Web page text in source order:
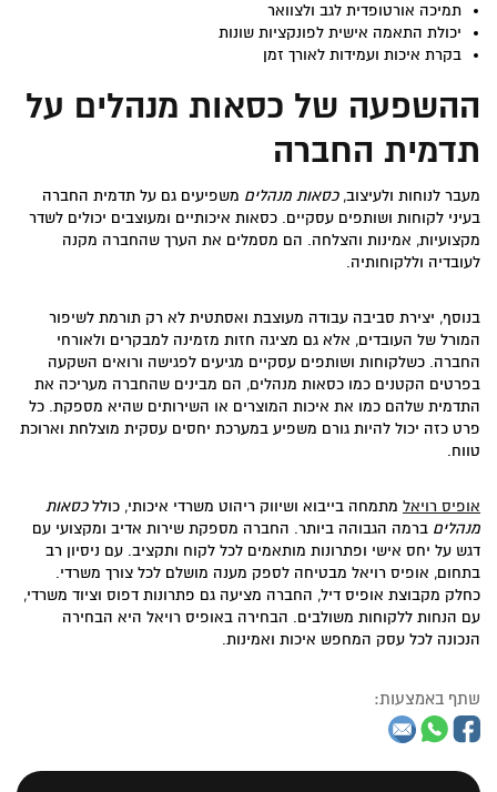
תמיכה אורטופדית לגב ולצוואר
יכולת התאמה אישית לפונקציות שונות
בקרת איכות ועמידות לאורך זמן
ההשפעה של כסאות מנהלים על
תדמית החברה
מעבר לנוחות ולעיצוב,כסאות מנהלים משפיעים גם על תדמית החברה
בעיני לקוחות ושותפים עסקיים. כסאות איכותיים ומעוצבים יכולים לשדר
מקצועיות, אמינות והצלחה. הם מסמלים את הערך שהחברה מקנה
לעובדיה וללקוחותיה.
בנוסף, יצירת סביבה עבודה מעוצבת ואסתטית לא רק תורמת לשיפור
המורל של העובדים, אלא גם מציגה חזות מזמינה למבקרים ולאורחי
החברה. כשלקוחות ושותפים עסקיים מגיעים לפגישה ורואים השקעה
בפרטים הקטנים כמו כסאות מנהלים, הם מבינים שהחברה מעריכה את
התדמית שלהם כמו את איכות המוצרים או השירותים שהיא מספקת. כל
פרט כזה יכול להיות גורם משפיע במערכת יחסים עסקית מוצלחת וארוכת
טווח.
אופיס רויאל מתמחה בייבוא ושיווק ריהוט משרדי איכותי, כוללכסאות
מנהלים ברמה הגבוהה ביותר. החברה מספקת שירות אדיב ומקצועי עם
דגש על יחס אישי ופתרונות מותאמים לכל לקוח ותקציב. עם ניסיון רב
בתחום, אופיס רויאל מבטיחה לספק מענה מושלם לכל צורך משרדי.
כחלק מקבוצת אופיס דיל, החברה מציעה גם פתרונות דפוס וציוד משרדי,
עם הנחות ללקוחות משולבים. הבחירה באופיס רויאל היא הבחירה
הנכונה לכל עסק המחפש איכות ואמינות.
שתף באמצעות: